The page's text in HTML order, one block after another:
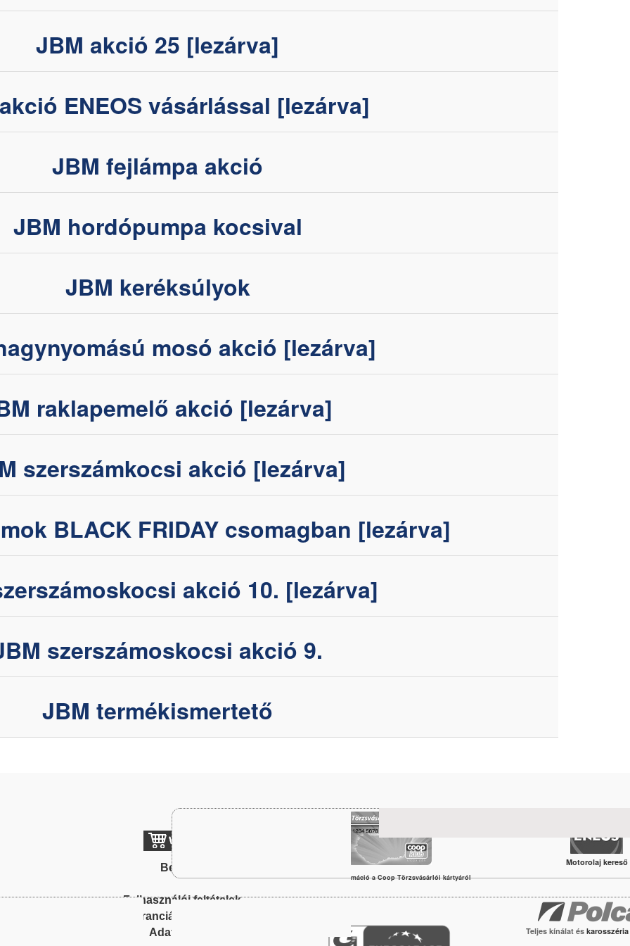
JBM akció 25 [lezárva]
ENEOS vásárlással [lezárva]
JBM fejlámpa akció
JBM hordópumpa kocsival
JBM keréksúlyok
mosó akció [lezárva]
raklapemelő akció [lezárva]
szerszámkocsi akció [lezárva]
BLACK FRIDAY csomagban [lezárva]
akció 10. [lezárva]
szerszámoskocsi akció 9.
JBM termékismertető
Belépés
Felhasználói feltételek
Garanciális feltételek
Adatkezelés
További információ a Coop Törzsvásárlói kártyáról
Motorolaj kereső
Teljes kínálat és